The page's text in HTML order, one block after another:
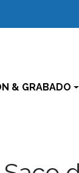
& GRABADO